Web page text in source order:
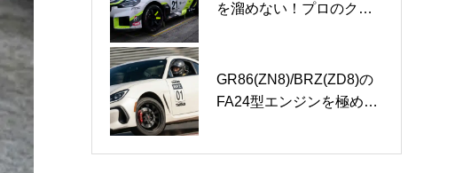
を溜めない！プロのクリ
GR86(ZN8)/BRZ(ZD8)の
FA24型エンジンを極め
1000kmでのオイル交換は
0W-20エンジンオイルの
限界と真実！最新SQ規格
ジンオイルの交換時期の
高性能エンジンオイルX-
TREMEシリーズはなぜ最